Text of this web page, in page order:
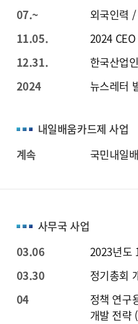
07.~
외국인력
11.05.
2024
12.31.
한국산업
2024
뉴스레터
내일배움카드제 사업
계속
국민내일
사무국 사업
03.06
2023년도
03.30
정기총회
04
정책 연구
개발 전략